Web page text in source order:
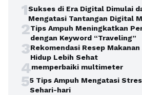
1Sukses di Era Digital Dimulai
Mengatasi Tantangan Digital
2Tips Ampuh Meningkatkan
dengan Keyword “Traveling”
3Rekomendasi Resep
Hidup Lebih Sehat
4memperbaiki multimeter
55 Tips Ampuh Mengatasi
Sehari-hari